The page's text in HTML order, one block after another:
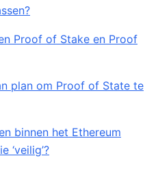
Proof of Stake en Proof
plan om Proof of State te
binnen het Ethereum
‘veilig’?